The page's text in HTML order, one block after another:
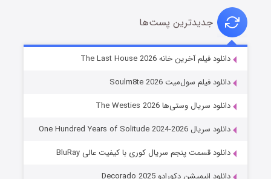
شوگر فصل ۲
جدیدترین پست‌ها
دانلود فیلم آخرین خانه The Last House 2026
دانلود فیلم سول‌میت Soulm8te 2026
دانلود سریال وستی‌ها The Westies 2026
دانلود سریال One Hundred Years of Solitude 2024-2026
دانلود قسمت پنجم سریال کوری با کیفیت عالی BluRay
دانلود انیمیشن دکورادو Decorado 2025